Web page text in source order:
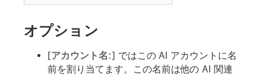
オプション
[アカウント名:] ではこの AI アカウントに名
前を割り当てます。この名前は他の AI 関連